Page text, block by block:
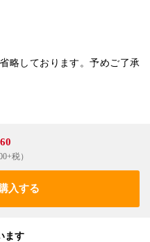
略しております。予めご了承
税）
入する
ます